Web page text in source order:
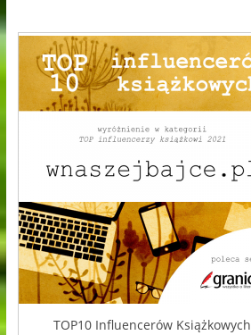
TOP10 Influencerów Książkowych